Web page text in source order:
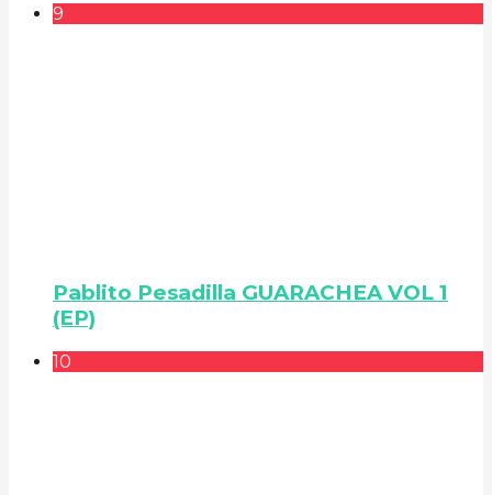
9
Pablito Pesadilla GUARACHEA VOL 1
(EP)
10